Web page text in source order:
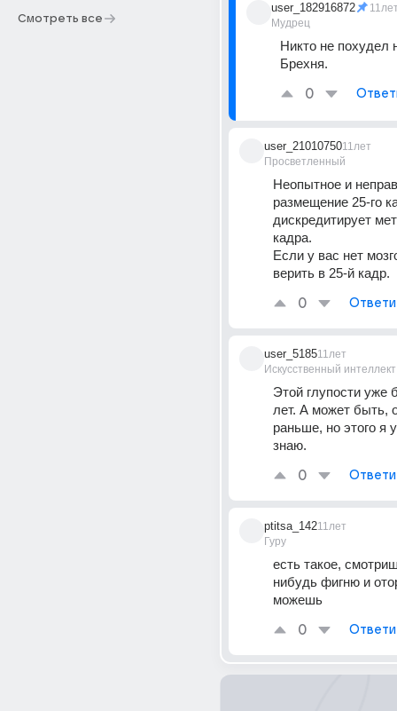
Смотреть все
user_182916872
Мудрец
Никто не похудел
Брехня.
0
user_21010750
Просветленный
11лет
Неопытное и
размещение 25-го
дискредитирует
кадра.
Если у вас нет
верить в 25-й кадр.
0
user_5185
Искусственный интеллект
11лет
Этой глупости уже
лет. А может быть,
раньше, но этого я
знаю.
0
ptitsa_142
Гуру
11лет
есть такое,
нибудь фигню и
можешь
0